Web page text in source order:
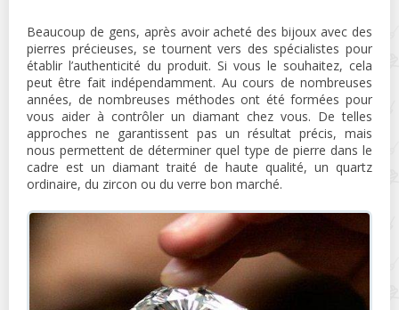
Beaucoup de gens, après avoir acheté des bijoux avec des
pierres précieuses, se tournent vers des spécialistes pour
établir l’authenticité du produit. Si vous le souhaitez, cela
peut être fait indépendamment. Au cours de nombreuses
années, de nombreuses méthodes ont été formées pour
vous aider à contrôler un diamant chez vous. De telles
approches ne garantissent pas un résultat précis, mais
nous permettent de déterminer quel type de pierre dans le
cadre est un diamant traité de haute qualité, un quartz
ordinaire, du zircon ou du verre bon marché.